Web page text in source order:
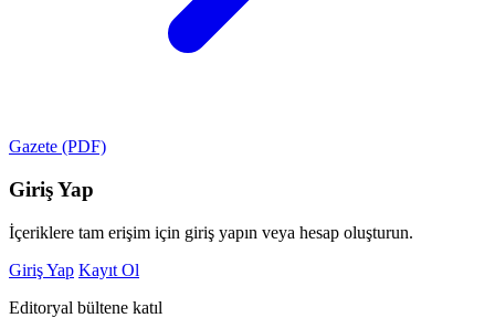
Gazete (PDF)
Giriş Yap
İçeriklere tam erişim için giriş yapın veya hesap oluşturun.
Giriş Yap Kayıt Ol
Editoryal bültene katıl